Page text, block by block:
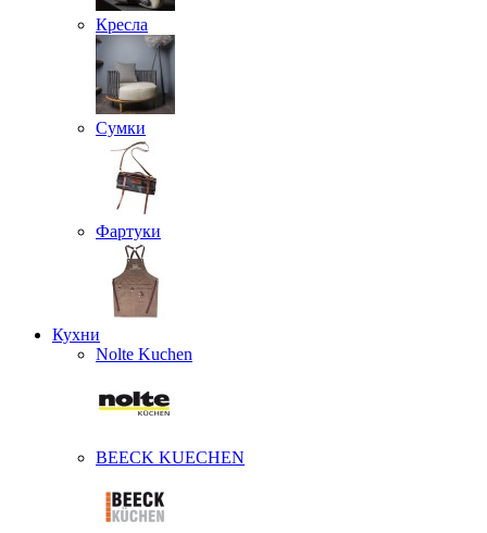
Кресла
Сумки
Фартуки
Кухни
Nolte Kuchen
BEECK KUECHEN